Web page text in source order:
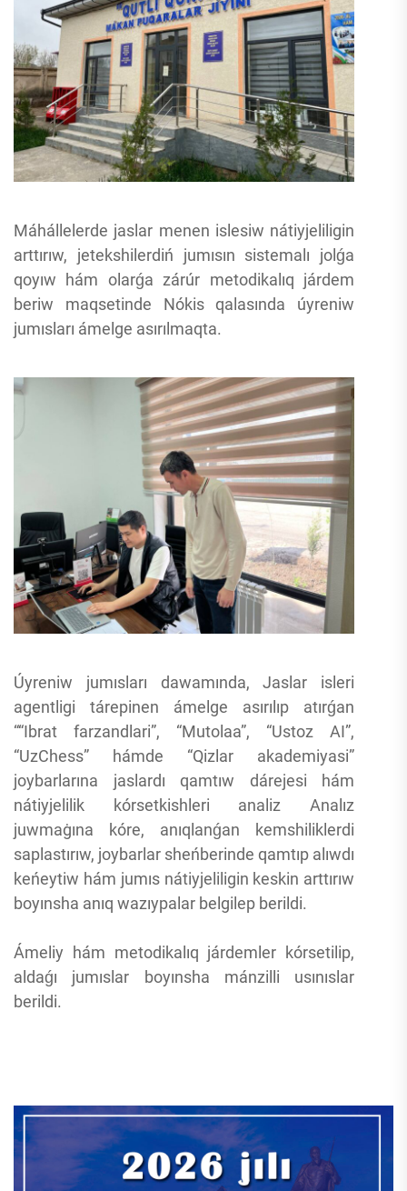
Máhállelerde jaslar menen islesiw nátiyjeliligin
arttırıw, jetekshilerdiń jumısın sistemalı jolǵa
qoyıw hám olarǵa zárúr metodikalıq járdem
beriw maqsetinde Nókis qalasında úyreniw
jumısları ámelge asırılmaqta.
Úyreniw jumısları dawamında, Jaslar isleri
agentligi tárepinen ámelge asırılıp atırǵan
““Ibrat farzandlari”, “Mutolaa”, “Ustoz AI”,
“UzChess” hámde “Qizlar akademiyasi”
joybarlarına jaslardı qamtıw dárejesi hám
nátiyjelilik kórsetkishleri analiz Analız
juwmaġına kóre, anıqlanǵan kemshiliklerdi
saplastırıw, joybarlar sheńberinde qamtıp alıwdı
keńeytiw hám jumıs nátiyjeliligin keskin arttırıw
boyınsha anıq wazıypalar belgilep berildi.
Ámeliy hám metodikalıq járdemler kórsetilip,
aldaǵı jumıslar boyınsha mánzilli usınıslar
berildi.